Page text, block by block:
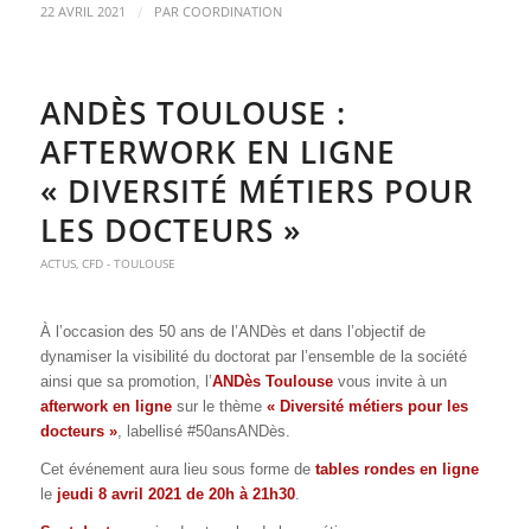
22 AVRIL 2021 / PAR COORDINATION
ANDÈS TOULOUSE :
AFTERWORK EN LIGNE
« DIVERSITÉ MÉTIERS POUR
LES DOCTEURS »
ACTUS, CFD - TOULOUSE
À l’occasion des 50 ans de l’ANDès et dans l’objectif de
dynamiser la visibilité du doctorat par l’ensemble de la société
ainsi que sa promotion, l’ANDès Toulousevous invite à un
afterwork en ligne sur le thème « Diversité métiers pour les
docteurs », labellisé #50ansANDès.
Cet événement aura lieu sous forme de tables rondes en ligne
le jeudi 8 avril 2021 de 20h à 21h30.